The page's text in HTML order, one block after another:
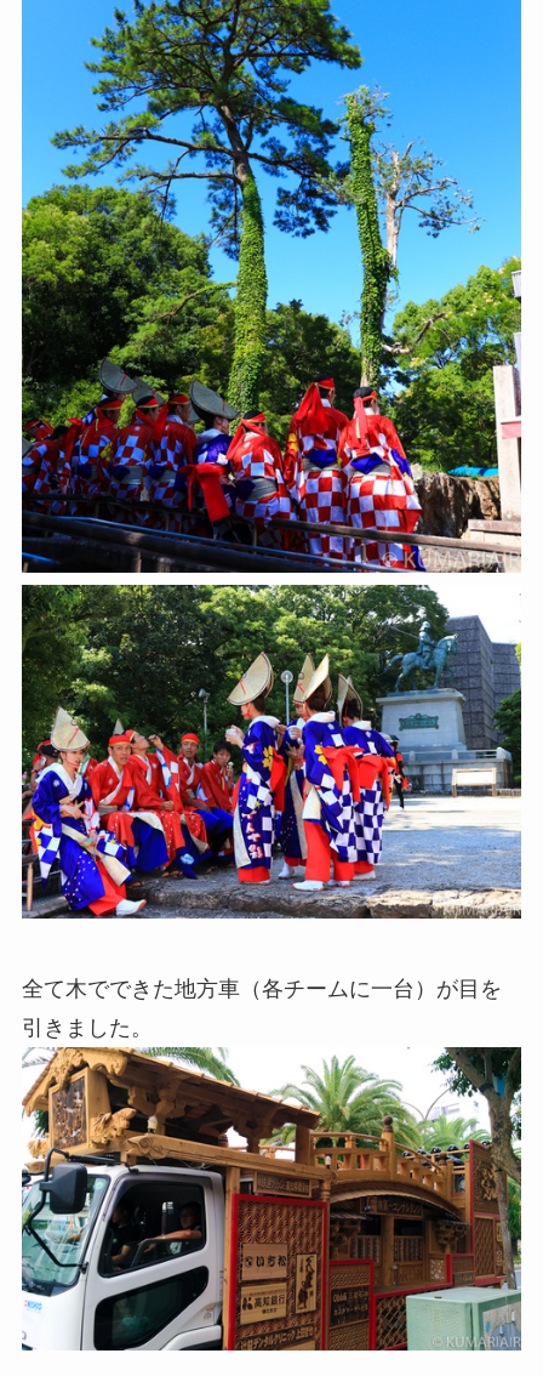
全て木でできた地方車（各チームに一台）が目を
引きました。